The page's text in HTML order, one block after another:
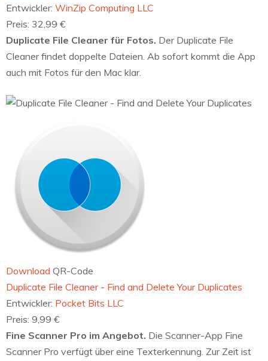
Entwickler: WinZip Computing LLC
Preis: 32,99 €
Duplicate File Cleaner für Fotos. Der Duplicate File
Cleaner findet doppelte Dateien. Ab sofort kommt die App
auch mit Fotos für den Mac klar.
Download QR-Code
‎Duplicate File Cleaner - Find and Delete Your Duplicates
Entwickler: Pocket Bits LLC
Preis: 9,99 €
Fine Scanner Pro im Angebot. Die Scanner-App Fine
Scanner Pro verfügt über eine Texterkennung. Zur Zeit ist